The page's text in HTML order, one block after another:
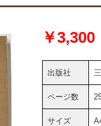
￥3,300
出版社
ページ数
サイズ